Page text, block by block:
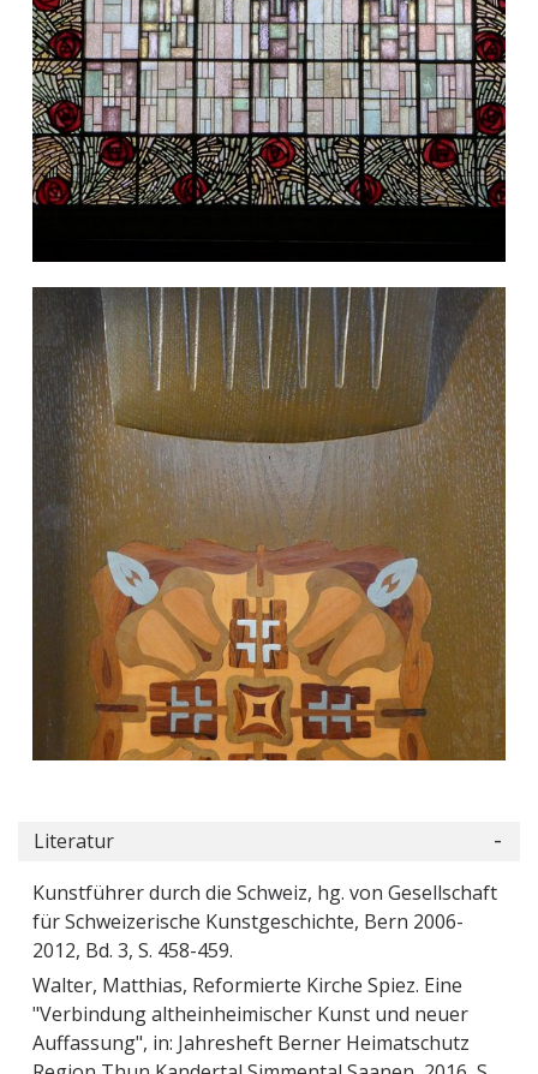
Literatur
Kunstführer durch die Schweiz, hg. von Gesellschaft
für Schweizerische Kunstgeschichte, Bern 2006-
2012, Bd. 3, S. 458-459.
Walter, Matthias, Reformierte Kirche Spiez. Eine
"Verbindung altheinheimischer Kunst und neuer
Auffassung", in: Jahresheft Berner Heimatschutz